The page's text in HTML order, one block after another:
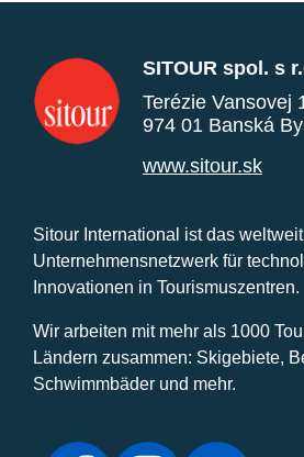
SITOUR spol. s
Terézie Vansovej
974 01 Banská
www.sitour.sk
Sitour International ist das
Unternehmensnetzwerk für
Innovationen in Tourismuszentren.
Wir arbeiten mit mehr als 1000
Ländern zusammen: Skigebiete,
Schwimmbäder und mehr.